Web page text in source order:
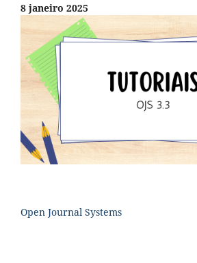
8 janeiro 2025
Open Journal Systems